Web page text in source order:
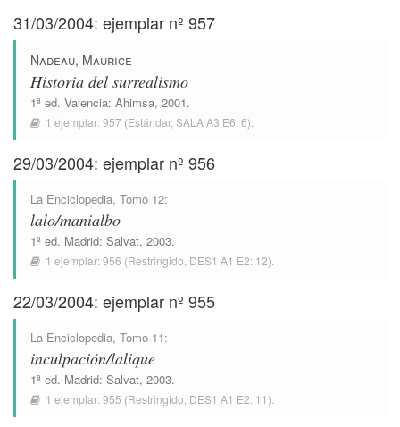
31/03/2004: ejemplar nº 957
Nadeau, Maurice
Historia del surrealismo
1ª ed. Valencia: Ahimsa, 2001.
1 ejemplar:957 (Estándar, SALA A3 E6: 6).
29/03/2004: ejemplar nº 956
La Enciclopedia, Tomo 12:
lalo/manialbo
1ª ed. Madrid: Salvat, 2003.
1 ejemplar:956 (Restringido, DES1 A1 E2: 12).
22/03/2004: ejemplar nº 955
La Enciclopedia, Tomo 11:
inculpación/lalique
1ª ed. Madrid: Salvat, 2003.
1 ejemplar:955 (Restringido, DES1 A1 E2: 11).